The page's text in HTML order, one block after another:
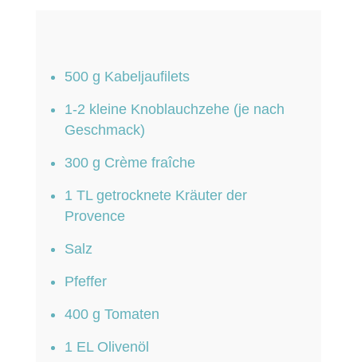
500 g Kabeljaufilets
1-2 kleine Knoblauchzehe (je nach
Geschmack)
300 g Crème fraîche
1 TL getrocknete Kräuter der
Provence
Salz
Pfeffer
400 g Tomaten
1 EL Olivenöl